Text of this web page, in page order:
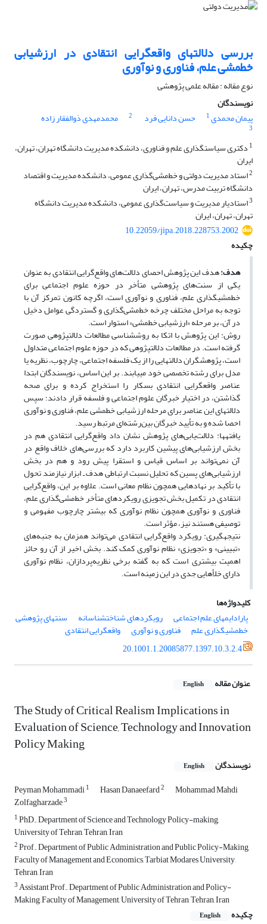
بررسی دلالت‎های واقع‎گرایی انتقادی در ارزشیابی
خط‎مشی علم، فناوری و نوآوری
نوع مقاله : مقاله علمی پژوهشی
نویسندگان
پیمان محمدی1 حسن دانایی فرد 2 محمدمهدی ذوالفقار زاده
3
1
دکتری سیاست‎گذاری علم و فناوری، دانشکده مدیریت دانشگاه تهران، تهران،
ایران
2استاد مدیریت دولتی و خط‌مشی‌گذاری عمومی، دانشکده مدیریت و اقتصاد
دانشگاه تربیت مدرس، تهران، ایران
3استادیار مدیریت و سیاست‌گذاری عمومی، دانشکده مدیریت دانشگاه
تهران، تهران، ایران
10.22059/jipa.2018.228753.2002
چکیده
هدف:هدف این پژوهش احصای دلالت‌های واقع‌گرایی انتقادی به عنوان
یکی از سنت‌های پژوهشی متأخر در حوزه علوم اجتماعی برای
خط‎مشی‎گذاری علم، فناوری و نوآوری است، اگرچه کانون تمرکز آن با
توجه به مراحل مختلف چرخه خط‌مشی‌گذاری و گستردگی عوامل دخیل
در آن، بر مرحله «ارزشیابی خط‎مشی» استوار است.
روش: این پژوهش با اتکا به روش‎شناسی مطالعات دلالت‎پژوهی صورت
گرفته است. در مطالعات دلالت‎پژوهی که در حوزه علوم اجتماعی متداول
است، پژوهشگران دلالت‎هایی را از یک فلسفه اجتماعی، چارچوب، نظریه یا
مدل برای رشته تخصصی خود می‎یابند. بر این اساس، نویسندگان ابتدا
گذاشتن، در اختیار خبرگان علوم اجتماعی و فلسفه قرار دادند؛ سپس
دلالت‎های این عناصر برای مرحله ارزشیابی خط‎مشی علم، فناوری و نوآوری
احصا شده و به تأیید خبرگان بین‌رشته‌ای مرتبط رسید.
یافته‎ها: دلالت‌یابی‌های پژوهش نشان داد واقع‌گرایی انتقادی هم در
بخش ارزشیابی‌های پیشین کاربرد دارد که بررسی‌های خلاف واقع در
آن نمی‌تواند بر اساس قیاس و استقرا پیش رود و هم در بخش
ارزشیابی‌های پسین که تحلیل نسبت ارتباطی هدف ـ ابزار نیازمند تحول
با تأکید بر نهادهایی همچون نظام معانی است. علاوه بر این، واقع‌گرایی
انتقادی در تکمیل بخش تجویزی رویکردهای متأخر خط‌مشی‌گذاری علم،
فناوری و نوآوری همچون نظام نوآوری که بیشتر چارچوب مفهومی و
توصیفی هستند نیز، مؤثر است.
نتیجه‎گیری: رویکرد واقع‌گرایی انتقادی می‌تواند هم‎زمان به جنبه‌های
«تبیینی» و «تجویزی» نظام نوآوری کمک کند. بخش اخیر از آن رو حائز
اهمیت بیشتری است که به گفته برخی نظریه‌پردازان، نظام نوآوری
دارای خلأهایی جدی در این زمینه است.
کلیدواژه‌ها
پارادایم‎های علم اجتماعی
رویکردهای شناخت‎شناسانه سنت‎های پژوهشی
خط‎مشی‎گذاری علم فناوری و نوآوری
واقع‎گرایی انتقادی
20.1001.1.20085877.1397.10.3.2.4
عنوان مقاله English
The Study of Critical Realism Implications in
Evaluation of Science, Technology and Innovation
Policy Making
نویسندگان English
Peyman Mohammadi1 Hasan Danaeefard2 Mohammad Mahdi
Zolfagharzade3
1PhD., Department of Science and Technology Policy-making,
University of Tehran, Tehran, Iran
2Prof., Department of Public Administration and Public Policy-Making,
Faculty of Management and Economics, Tarbiat Modares University,
Tehran, Iran
3Assistant Prof., Department of Public Administration and Policy-
Making, Faculty of Management, University of Tehran, Tehran, Iran
چکیده
English